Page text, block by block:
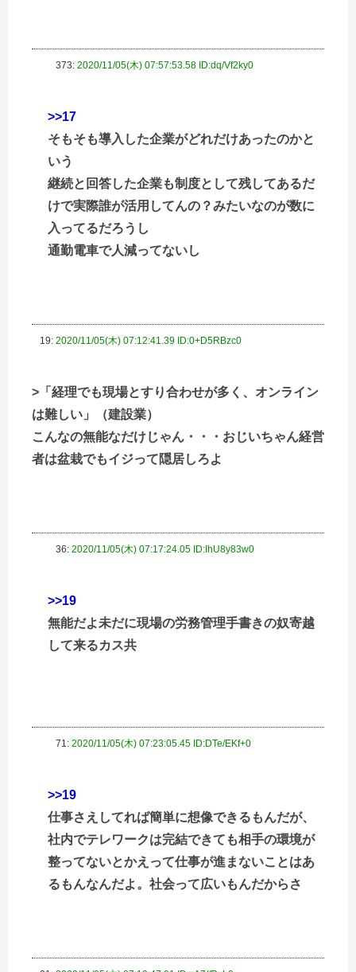
373: 2020/11/05(木) 07:57:53.58 ID:dq/Vf2ky0
>>17
そもそも導入した企業がどれだけあったのかと
いう
継続と回答した企業も制度として残してあるだ
けで実際誰が活用してんの？みたいなのが数に
入ってるだろうし
通勤電車で人減ってないし
19: 2020/11/05(木) 07:12:41.39 ID:0+D5RBzc0
>「経理でも現場とすり合わせが多く、オンライン
は難しい」（建設業）
こんなの無能なだけじゃん・・・おじいちゃん経営
者は盆栽でもイジって隠居しろよ
36: 2020/11/05(木) 07:17:24.05 ID:IhU8y83w0
>>19
無能だよ未だに現場の労務管理手書きの奴寄越
して来るカス共
71: 2020/11/05(木) 07:23:05.45 ID:DTe/EKf+0
>>19
仕事さえしてれば簡単に想像できるもんだが、
社内でテレワークは完結できても相手の環境が
整ってないとかえって仕事が進まないことはあ
るもんなんだよ。社会って広いもんだからさ